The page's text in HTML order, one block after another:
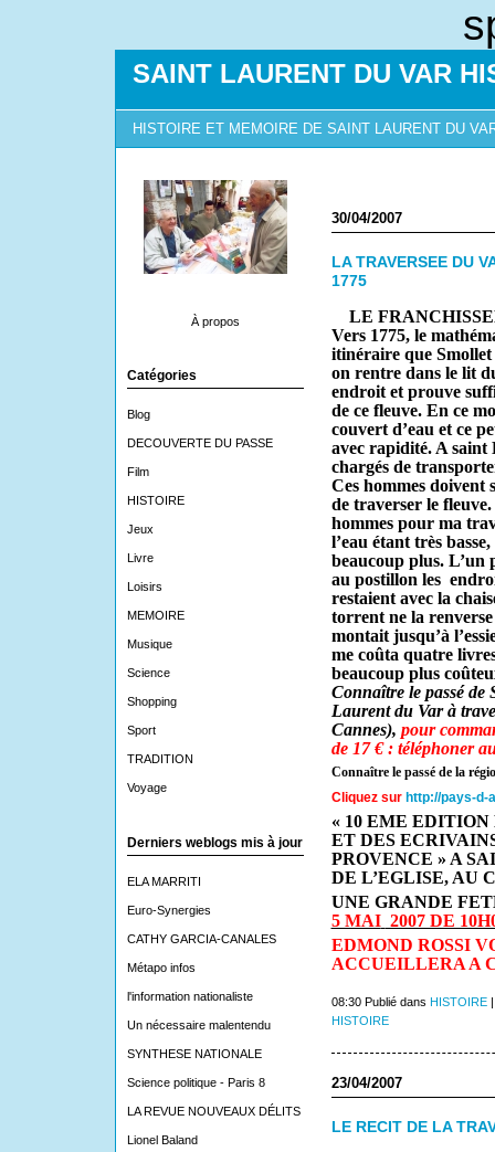
SAINT LAURENT DU VAR
HISTOIRE ET MEMOIRE DE SAINT LAURENT DU
À propos
Catégories
Blog
DECOUVERTE DU PASSE
Film
HISTOIRE
Jeux
Livre
Loisirs
MEMOIRE
Musique
Science
Shopping
Sport
TRADITION
Voyage
Derniers weblogs mis à jour
ELA MARRITI
Euro-Synergies
CATHY GARCIA-CANALES
Métapo infos
l'information nationaliste
Un nécessaire malentendu
SYNTHESE NATIONALE
Science politique - Paris 8
LA REVUE NOUVEAUX DÉLITS
Lionel Baland
30/04/2007
LA TRAVERSEE DU
1775
LE
Vers 1775, le
itinéraire que
on rentre dans le lit
endroit et prouve
de ce fleuve. En ce
couvert d’eau et ce
avec rapidité. A saint
chargés de
Ces hommes doivent
de traverser le
hommes pour ma
l’eau étant très
beaucoup plus. L’un
au postillon les
restaient avec la
torrent ne la
montait jusqu’à
me coûta quatre
beaucoup plus
Connaître le passé
Laurent du Var à
Cannes), pour
de 17 € : téléphoner
Connaître le passé de la
Cliquez sur http://pays-d-
« 10 EME
ET DES
PROVENCE » A
DE L’EGLISE, AU
UNE GRANDE
5 MAI 2007 DE
EDMOND ROSSI
ACCUEILLERA A
08:30 Publié dans HISTOIRE
HISTOIRE
23/04/2007
LE RECIT DE LA